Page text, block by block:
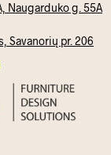
Naugarduko g. 55A
Savanorių pr. 206